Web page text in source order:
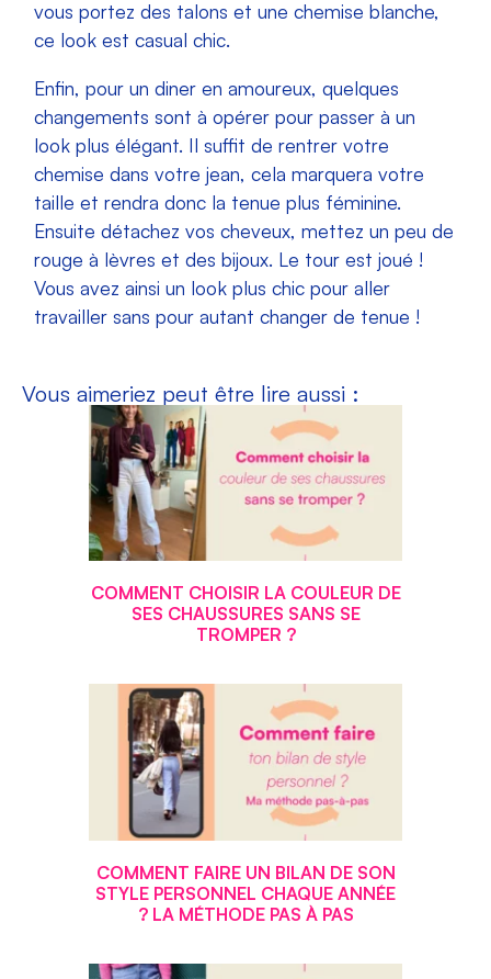
vous portez des talons et une chemise blanche,
ce look est casual chic.
Enfin, pour un diner en amoureux, quelques
changements sont à opérer pour passer à un
look plus élégant. Il suffit de rentrer votre
chemise dans votre jean, cela marquera votre
taille et rendra donc la tenue plus féminine.
Ensuite détachez vos cheveux, mettez un peu de
rouge à lèvres et des bijoux. Le tour est joué !
Vous avez ainsi un look plus chic pour aller
travailler sans pour autant changer de tenue !
Vous aimeriez peut être lire aussi :
COMMENT CHOISIR LA COULEUR DE
SES CHAUSSURES SANS SE
TROMPER ?
COMMENT FAIRE UN BILAN DE SON
STYLE PERSONNEL CHAQUE ANNÉE
? LA MÉTHODE PAS À PAS